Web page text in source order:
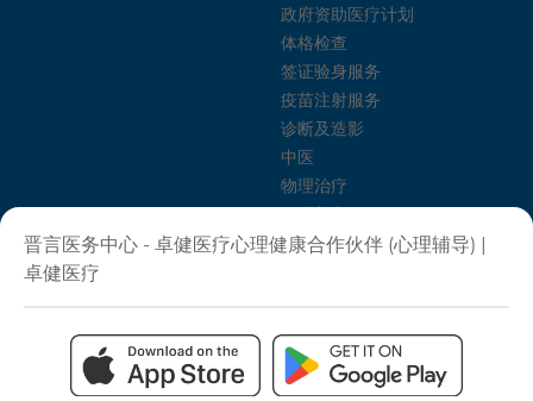
政府资助医疗计划
体格检查
签证验身服务
疫苗注射服务
诊断及造影
中医
物理治疗
医学美容
心理健康
私隐政策 条款及细则 电子健康纪录系统须知 网站地图
晋言医务中心 - 卓健医疗心理健康合作伙伴 (心理辅导) |
卓健医疗